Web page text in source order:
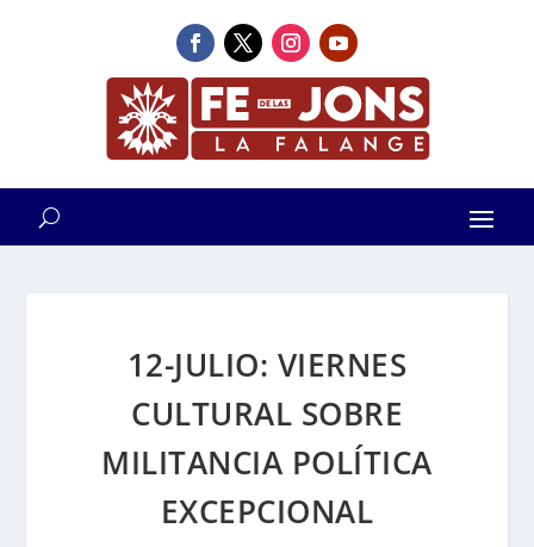
12-JULIO: VIERNES
CULTURAL SOBRE
MILITANCIA POLÍTICA
EXCEPCIONAL